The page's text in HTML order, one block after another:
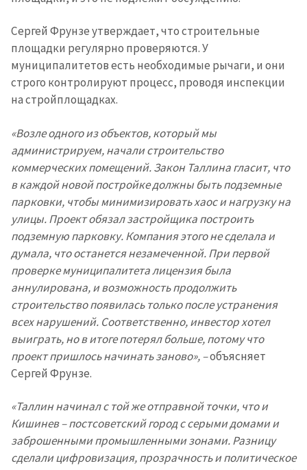
ПОДДЕРЖАТЬ
Сергей Фрунзе утверждает, что строительные
площадки регулярно проверяются. У
муниципалитетов есть необходимые рычаги, и они
строго контролируют процесс, проводя инспекции
на стройплощадках.
«Возле одного из объектов, который мы
администрируем, начали строительство
коммерческих помещений. Закон Таллина гласит, что
в каждой новой постройке должны быть подземные
парковки, чтобы минимизировать хаос и нагрузку на
улицы. Проект обязал застройщика построить
подземную парковку. Компания этого не сделала и
думала, что останется незамеченной. При первой
проверке муниципалитета лицензия была
аннулирована, и возможность продолжить
строительство появилась только после устранения
всех нарушений. Соответственно, инвестор хотел
выиграть, но в итоге потерял больше, потому что
проект пришлось начинать заново», –объясняет
Сергей Фрунзе.
«Таллин начинал с той же отправной точки, что и
Кишинев – постсоветский город с серыми домами и
заброшенными промышленными зонами. Разницу
сделали цифровизация, прозрачность и политическое